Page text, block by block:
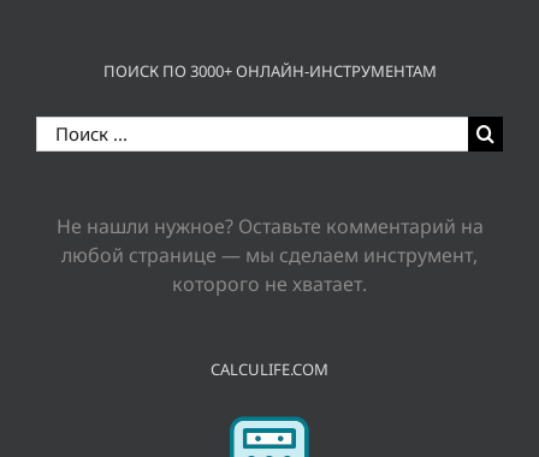
ПОИСК ПО 3000+ ОНЛАЙН-ИНСТРУМЕНТАМ
Результат
поиска:
Не нашли нужное? Оставьте комментарий на
любой странице — мы сделаем инструмент,
которого не хватает.
CALCULIFE.COM